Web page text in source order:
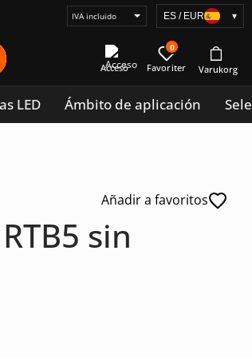
Seleccionar
visualización
precios
ES / EUR ▾
Acceso
0
LED Ámbito de aplicación
Añadir a favoritos
sin